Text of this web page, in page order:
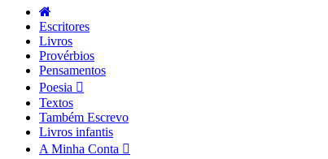
Escritores
Livros
Provérbios
Pensamentos
Poesia
Textos
Também Escrevo
Livros infantis
A Minha Conta